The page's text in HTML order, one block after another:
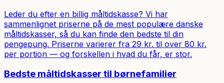
Leder du efter en billig måltidskasse? Vi har
sammenlignet priserne på de mest populære danske
måltidskasser, så du kan finde den bedste til din
pengepung. Priserne varierer fra 29 kr. til over 80 kr.
per portion — og forskellen i hvad du får, er stor.
Bedste måltidskasser til børnefamilier